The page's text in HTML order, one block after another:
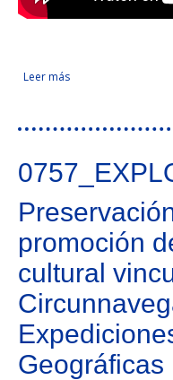
Leer más sobre Red
Alentejo,
promoción
cultural
Geográficas